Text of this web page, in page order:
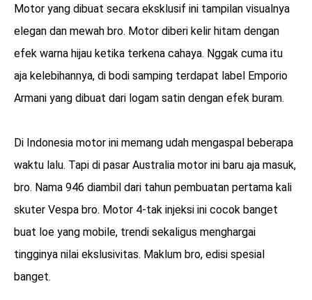
Motor yang dibuat secara eksklusif ini tampilan visualnya
elegan dan mewah bro. Motor diberi kelir hitam dengan
efek warna hijau ketika terkena cahaya. Nggak cuma itu
aja kelebihannya, di bodi samping terdapat label Emporio
Armani yang dibuat dari logam satin dengan efek buram.
Di Indonesia motor ini memang udah mengaspal beberapa
waktu lalu. Tapi di pasar Australia motor ini baru aja masuk,
bro. Nama 946 diambil dari tahun pembuatan pertama kali
skuter Vespa bro. Motor 4-tak injeksi ini cocok banget
buat loe yang mobile, trendi sekaligus menghargai
tingginya nilai ekslusivitas. Maklum bro, edisi spesial
banget.